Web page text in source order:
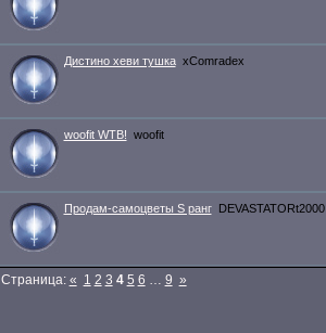
Дистино хеви тушка xComradex
woofit WTB! woofit
Продам-самоцветы S ранг
DEVASTATORt2000
Страница: « 1 2 3 4 5 6 … 9 »